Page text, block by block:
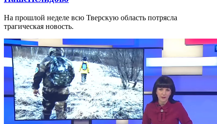
На прошлой неделе всю Тверскую область потрясла
трагическая новость.